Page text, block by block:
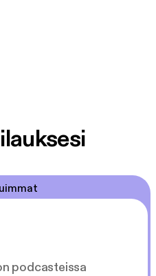
podcasteissa